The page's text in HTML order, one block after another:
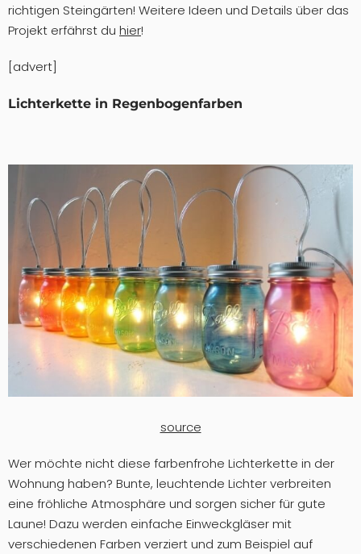
richtigen Steingärten! Weitere Ideen und Details über das
Projekt erfährst du hier!
[advert]
Lichterkette in Regenbogenfarben
source
Wer möchte nicht diese farbenfrohe Lichterkette in der
Wohnung haben? Bunte, leuchtende Lichter verbreiten
eine fröhliche Atmosphäre und sorgen sicher für gute
Laune! Dazu werden einfache Einweckgläser mit
verschiedenen Farben verziert und zum Beispiel auf